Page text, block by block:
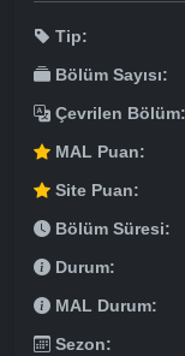
Tip:
Bölüm Sayısı:
Çevrilen Bölüm:
MAL Puan:
Site Puan:
Bölüm Süresi:
Durum:
MAL Durum:
Sezon: